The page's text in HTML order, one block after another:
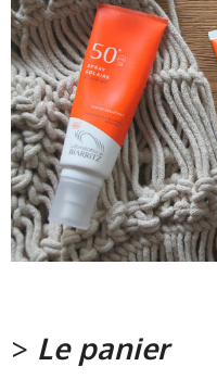
> Le panier